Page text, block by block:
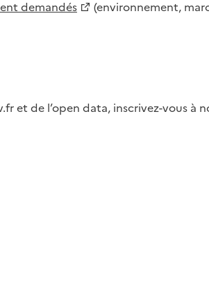
demandés
(environnement,
et de l’open data, inscrivez-vous à